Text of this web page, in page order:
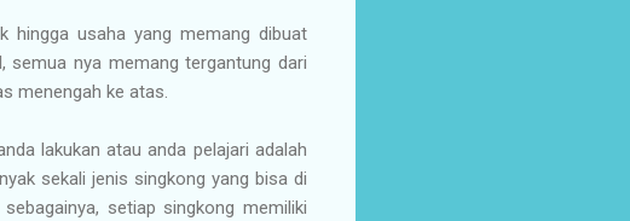
hingga usaha yang memang dibuat
semua nya memang tergantung dari
menengah ke atas.
lakukan atau anda pelajari adalah
sekali jenis singkong yang bisa di
setiap singkong memiliki